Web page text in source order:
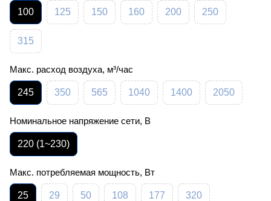
100 125 150 160 200 250
315
Макс. расход воздуха, м³/час
245 350 565 1040 1400 2050
Номинальное напряжение сети, В
220 (1~230)
Макс. потребляемая мощность, Вт
25 29 50 108 177 320